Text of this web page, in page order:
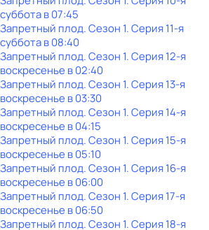
субботав07:45
Запретный плод. Сезон 1. Серия 11-я
субботав08:40
Запретный плод. Сезон 1. Серия 12-я
воскресенье в02:40
Запретный плод. Сезон 1. Серия 13-я
воскресенье в03:30
Запретный плод. Сезон 1. Серия 14-я
воскресенье в04:15
Запретный плод. Сезон 1. Серия 15-я
воскресенье в05:10
Запретный плод. Сезон 1. Серия 16-я
воскресенье в06:00
Запретный плод. Сезон 1. Серия 17-я
воскресенье в06:50
Запретный плод. Сезон 1. Серия 18-я